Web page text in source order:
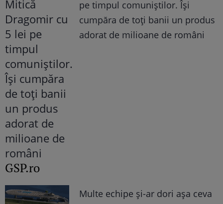
pe timpul comuniştilor. Îşi
cumpăra de toţi banii un produs
adorat de milioane de români
GSP.ro
Multe echipe și-ar dori așa ceva